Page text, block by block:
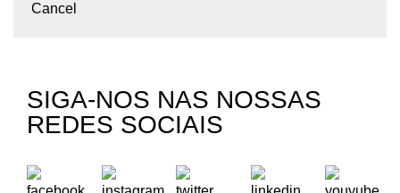
Cancel
SIGA-NOS NAS NOSSAS
REDES SOCIAIS